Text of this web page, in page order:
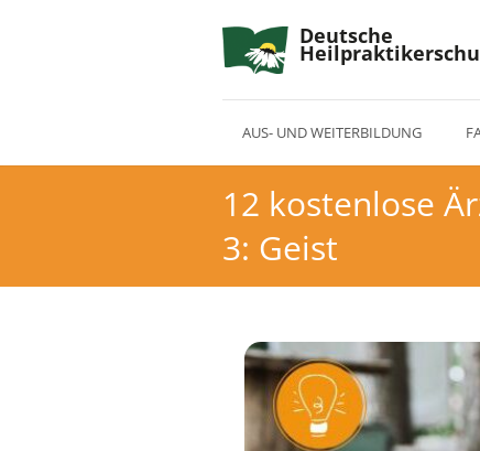
Deutsche
AUS- UND WEITERBILDUNG
12 kostenlose
3: Geist